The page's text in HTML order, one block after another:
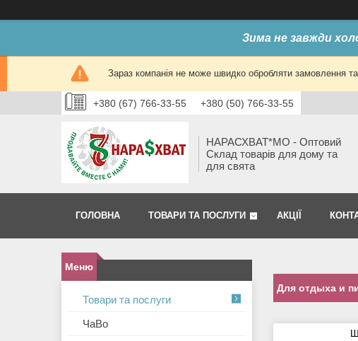
Зима не завжди
Зараз компанія не може швидко обробляти замовлення
+380 (67) 766-33-55 +380 (50) 766-33-55
НАРАСХВАТ*МО - Оптовий
Склад товарів для дому та
для свята
ГОЛОВНА ТОВАРИ ТА ПОСЛУГИ АКЦІЇ
Для отдыха и
Товари та послуги
ЧаВо